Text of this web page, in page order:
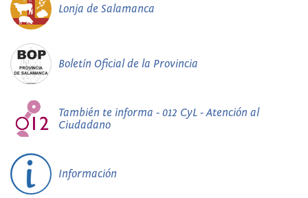
Lonja de Salamanca
Boletín Oficial de la Provincia
También te informa - 012 CyL - Atención al
Ciudadano
Información